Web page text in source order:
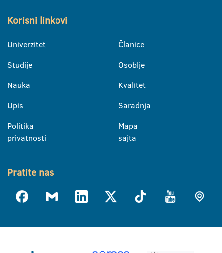
Korisni linkovi
Univerzitet
Studije
Nauka
Upis
Politika
privatnosti
Članice
Osoblje
Kvalitet
Saradnja
Mapa
sajta
Pratite nas